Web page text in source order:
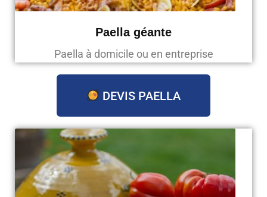
Paella géante
Paella à domicile ou en entreprise
DEVIS PAELLA